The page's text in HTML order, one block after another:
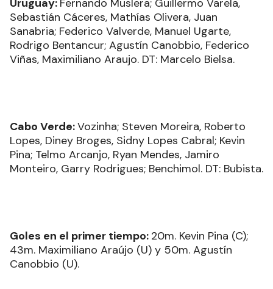
Uruguay: Fernando Muslera; Guillermo Varela,
Sebastián Cáceres, Mathías Olivera, Juan
Sanabria; Federico Valverde, Manuel Ugarte,
Rodrigo Bentancur; Agustín Canobbio, Federico
Viñas, Maximiliano Araujo. DT: Marcelo Bielsa.
Cabo Verde:Vozinha; Steven Moreira, Roberto
Lopes, Diney Broges, Sidny Lopes Cabral; Kevin
Pina; Telmo Arcanjo, Ryan Mendes, Jamiro
Monteiro, Garry Rodrigues; Benchimol. DT: Bubista.
Goles en el primer tiempo: 20m. Kevin Pina (C);
43m. Maximiliano Araújo (U) y 50m. Agustín
Canobbio (U).